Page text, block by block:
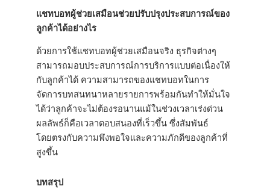
แชทบอทผู้ช่วยเสมือนช่วยปรับปรุงประสบการณ์ของ
ลูกค้าได้อย่างไร
ด้วยการใช้แชทบอทผู้ช่วยเสมือนจริง ธุรกิจต่างๆ
สามารถมอบประสบการณ์การบริการแบบต่อเนื่องให้
กับลูกค้าได้ ความสามารถของแชทบอทในการ
จัดการบทสนทนาหลายรายการพร้อมกันทำให้มั่นใจ
ได้ว่าลูกค้าจะไม่ต้องรอนานแม้ในช่วงเวลาเร่งด่วน
ผลลัพธ์ก็คือเวลาตอบสนองที่เร็วขึ้น ซึ่งสัมพันธ์
โดยตรงกับความพึงพอใจและความภักดีของลูกค้าที่
สูงขึ้น
บทสรุป